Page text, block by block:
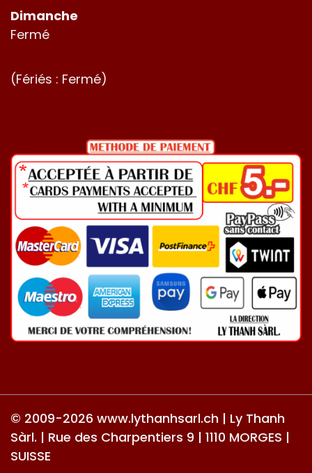
Dimanche
Fermé
(Fériés : Fermé)
© 2009-2026 www.lythanhsarl.ch | Ly Thanh
Sàrl. | Rue des Charpentiers 9 | 1110 MORGES |
SUISSE